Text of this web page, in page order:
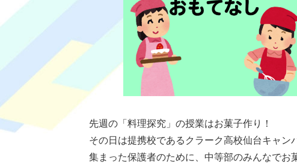
先週の「料理探究」の授業はお菓子作り！
その日は提携校であるクラーク高校仙台キャン
集まった保護者のために、中等部のみんなでお